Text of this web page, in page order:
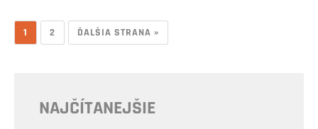
1 2 ĎALŠIA STRANA »
NAJČÍTANEJŠIE